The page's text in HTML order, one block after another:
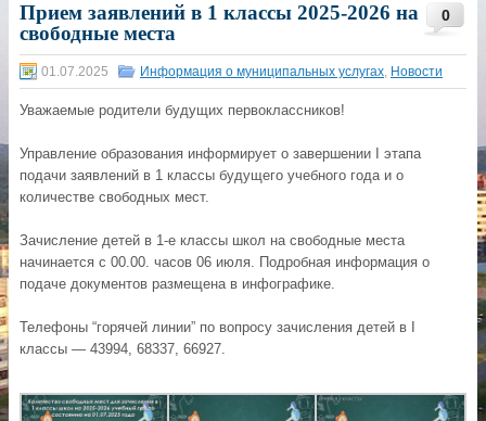
0
Прием заявлений в 1 классы 2025-2026 на
свободные места
01.07.2025 Информация о муниципальных услугах, Новости
Уважаемые родители будущих первоклассников!
Управление образования информирует о завершении I этапа
подачи заявлений в 1 классы будущего учебного года и о
количестве свободных мест.
Зачисление детей в 1-е классы школ на свободные места
начинается с 00.00. часов 06 июля. Подробная информация о
подаче документов размещена в инфографике.
Телефоны “горячей линии” по вопросу зачисления детей в I
классы — 43994, 68337, 66927.